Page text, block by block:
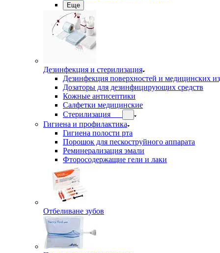
Еще
Дезинфекция и стерилизация
Дезинфекция поверхностей и медицинских
Дозаторы для дезинфицирующих средств
Кожные антисептики
Салфетки медицинские
Стерилизация
Гигиена и профилактика
Гигиена полости рта
Порошок для пескоструйного аппарата
Реминерализация эмали
Фторосодержащие гели и лаки
Отбеливане зубов